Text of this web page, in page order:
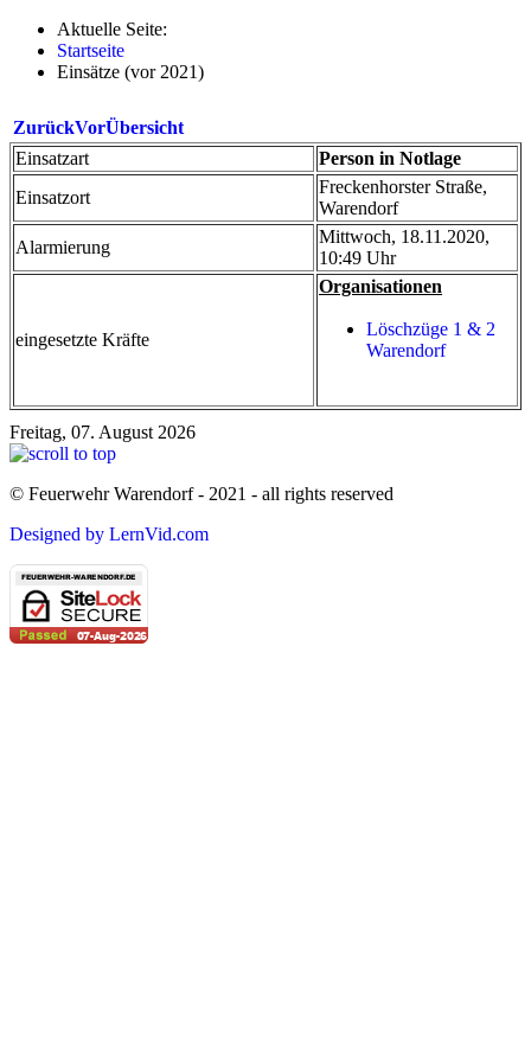
Aktuelle Seite:
Startseite
Einsätze (vor 2021)
ZurückVorÜbersicht
Einsatzart
Person in Notlage
Einsatzort
Freckenhorster Straße,
Warendorf
Alarmierung
Mittwoch, 18.11.2020,
10:49 Uhr
eingesetzte Kräfte
Organisationen
Löschzüge 1 & 2
Warendorf
Freitag, 07. August 2026
© Feuerwehr Warendorf - 2021 - all rights reserved
Designed by LernVid.com